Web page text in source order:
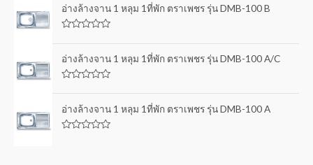
t
o
f
t
e
d
t
o
f
อ่างล้างจาน 1 หลุม 1ที่พัก ตราเพชร รุ่น DMB-100 B
t
e
d
t
o
f
อ่างล้างจาน 1 หลุม 1ที่พัก ตราเพชร รุ่น DMB-100 A/C
t
e
d
อ่างล้างจาน 1 หลุม 1ที่พัก ตราเพชร รุ่น DMB-100 A